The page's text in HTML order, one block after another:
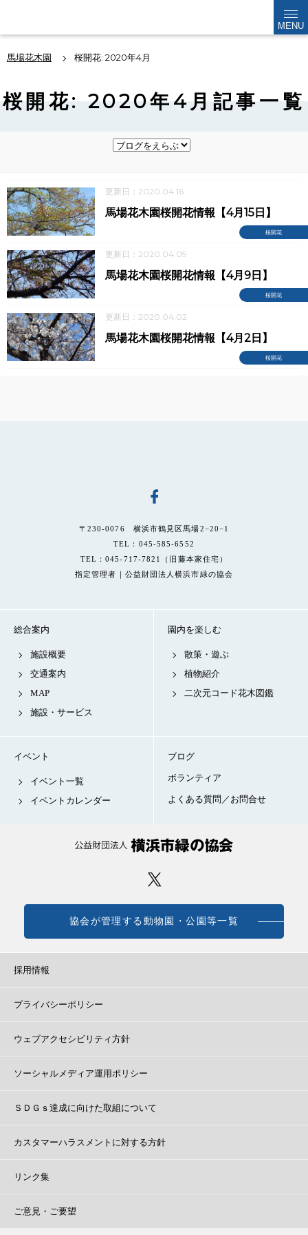
MENU
馬場花木園 桜開花: 2020年4月
桜開花: 2020年4月記事一覧
更新日：2020.04.16
桜開花
馬場花木園桜開花情報【4月15日】
更新日：2020.04.09
桜開花
馬場花木園桜開花情報【4月9日】
更新日：2020.04.02
桜開花
馬場花木園桜開花情報【4月2日】
〒230-0076 横浜市鶴見区馬場2−20−1
TEL：045-585-6552
TEL：045-717-7821（旧藤本家住宅）
指定管理者｜公益財団法人横浜市緑の協会
総合案内
施設概要
交通案内
MAP
施設・サービス
園内を楽しむ
散策・遊ぶ
植物紹介
二次元コード花木図鑑
イベント
イベント一覧
イベントカレンダー
ブログ
ボランティア
よくある質問／お問合せ
協会が管理する動物園・公園等一覧
採用情報
プライバシーポリシー
ウェブアクセシビリティ方針
ソーシャルメディア運用ポリシー
ＳＤＧｓ達成に向けた取組について
カスタマーハラスメントに対する方針
リンク集
ご意見・ご要望